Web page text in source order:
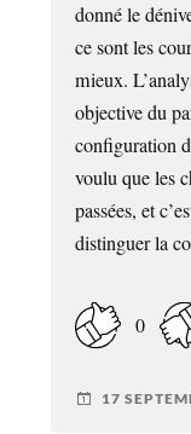
donné le
ce sont les
mieux.
objective du
configuration
voulu que les
passées, et
distinguer la
0
17